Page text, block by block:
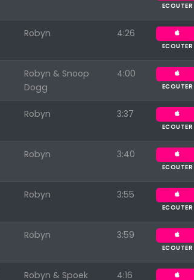
ECOUTER
Robyn 4:26
ECOUTER
Robyn & Snoop
Dogg
4:00
ECOUTER
Robyn 3:37
ECOUTER
Robyn 3:40
ECOUTER
Robyn 3:55
ECOUTER
Robyn 3:59
ECOUTER
Robyn & Spoek
4:16